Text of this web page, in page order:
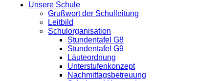
Unsere Schule
Grußwort der Schulleitung
Leitbild
Schulorganisation
Stundentafel G8
Stundentafel G9
Läuteordnung
Unterstufenkonzept
Nachmittagsbetreuung